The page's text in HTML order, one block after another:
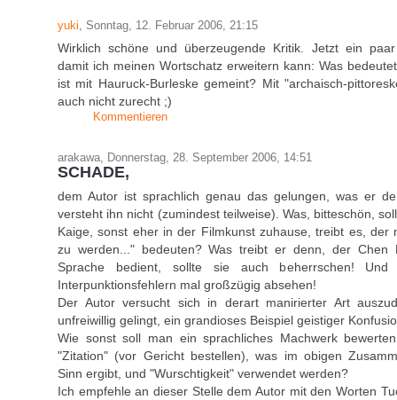
yuki, Sonntag, 12. Februar 2006, 21:15
Wirklich schöne und überzeugende Kritik. Jetzt ein
damit ich meinen Wortschatz erweitern kann: Was
ist mit Hauruck-Burleske gemeint? Mit "archaisch-
auch nicht zurecht ;)
Kommentieren
arakawa, Donnerstag, 28. September 2006, 14:51
SCHADE,
dem Autor ist sprachlich genau das gelungen, was er
versteht ihn nicht (zumindest teilweise). Was, bitteschön,
Kaige, sonst eher in der Filmkunst zuhause, treibt es, der
zu werden..." bedeuten? Was treibt er denn, der Chen
Sprache bedient, sollte sie auch beherrschen!
Interpunktionsfehlern mal großzügig absehen!
Der Autor versucht sich in derart manirierter Art
unfreiwillig gelingt, ein grandioses Beispiel geistiger
Wie sonst soll man ein sprachliches Machwerk
"Zitation" (vor Gericht bestellen), was im obigen
Sinn ergibt, und "Wurschtigkeit" verwendet werden?
Ich empfehle an dieser Stelle dem Autor mit den Worten